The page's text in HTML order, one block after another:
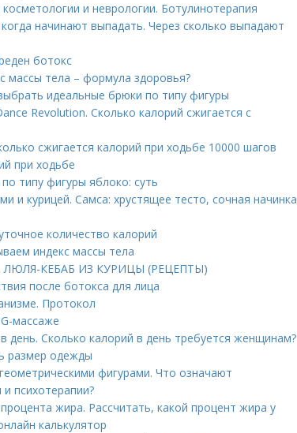
и неврологии. Ботулинотерапия
начинают выпадать. Через сколько выпадают
ботокс
массы тела – формула здоровья?
идеальные брюки по типу фигуры
Revolution. Сколько калорий сжигается с
сжигается калорий при ходьбе 10000 шагов
при ходьбе
типу фигуры яблоко: суть
и курицей. Самса: хрустящее тесто, сочная начинка
количество калорий
индекс массы тела
ЛЮЛЯ-КЕБАБ ИЗ КУРИЦЫ (РЕЦЕПТЫ)
после ботокса для лица
Протокол
массаже
день. Сколько калорий в день требуется женщинам?
размер одежды
фигурами. Что означают
психотерапии?
жира. Рассчитать, какой процент жира у
калькулятор